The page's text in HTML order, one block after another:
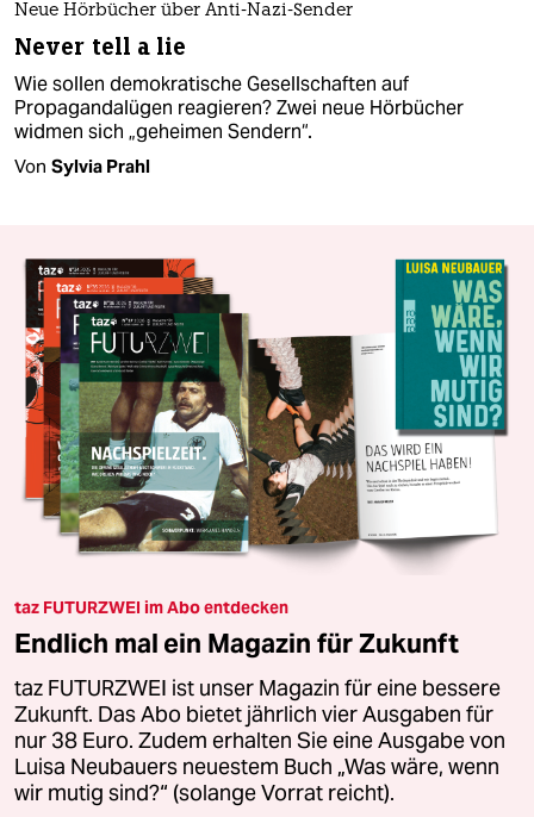
Neue Hörbücher über Anti-Nazi-Sender
Never tell a lie
Wie sollen demokratische Gesellschaften auf
Propagandalügen reagieren? Zwei neue Hörbücher
widmen sich „geheimen Sendern“.
Von Sylvia Prahl
taz FUTURZWEI im Abo entdecken
Endlich mal ein Magazin für Zukunft
taz FUTURZWEI ist unser Magazin für eine bessere
Zukunft. Das Abo bietet jährlich vier Ausgaben für
nur 38 Euro. Zudem erhalten Sie eine Ausgabe von
Luisa Neubauers neuestem Buch „Was wäre, wenn
wir mutig sind?“ (solange Vorrat reicht).